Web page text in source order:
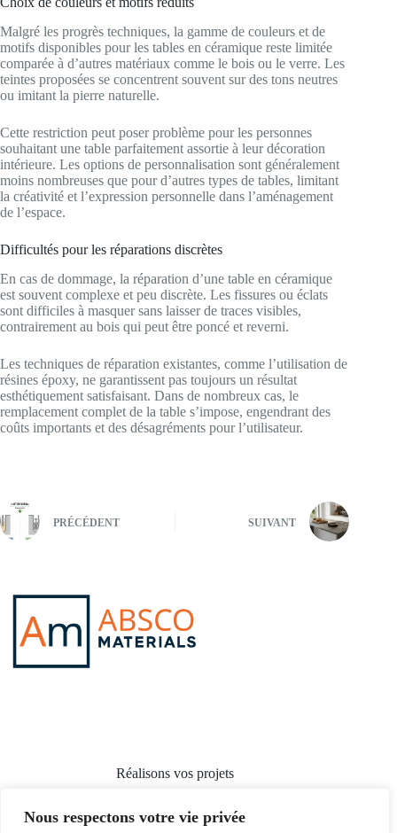
Nous respectons votre vie privée
Malgré les progrès techniques, la gamme de couleurs et de
motifs disponibles pour les tables en céramique reste limitée
comparée à d’autres matériaux comme le bois ou le verre. Les
teintes proposées se concentrent souvent sur des tons neutres
ou imitant la pierre naturelle.
Cette restriction peut poser problème pour les personnes
souhaitant une table parfaitement assortie à leur décoration
intérieure. Les options de personnalisation sont généralement
moins nombreuses que pour d’autres types de tables, limitant
la créativité et l’expression personnelle dans l’aménagement
de l’espace.
Difficultés pour les réparations discrètes
En cas de dommage, la réparation d’une table en céramique
est souvent complexe et peu discrète. Les fissures ou éclats
sont difficiles à masquer sans laisser de traces visibles,
contrairement au bois qui peut être poncé et reverni.
Les techniques de réparation existantes, comme l’utilisation de
résines époxy, ne garantissent pas toujours un résultat
esthétiquement satisfaisant. Dans de nombreux cas, le
remplacement complet de la table s’impose, engendrant des
coûts importants et des désagréments pour l’utilisateur.
PRÉCÉDENT SUIVANT
Réalisons vos projets